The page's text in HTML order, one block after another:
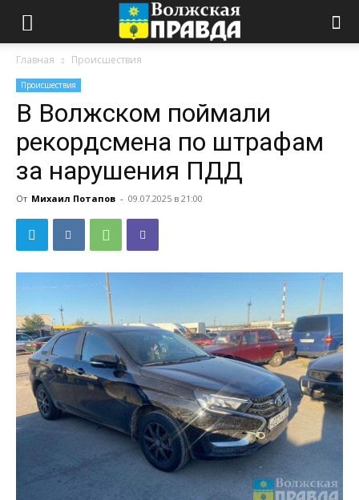
Главная Происшествия
Происшествия
В Волжском поймали
рекордсмена по штрафам
за нарушения ПДД
От Михаил Потапов - 09.07.2025 в 21:00